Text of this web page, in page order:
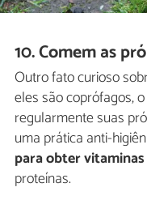
10. Comem as
Outro fato curioso
eles são coprófagos,
regularmente suas
uma prática anti-
para obter
proteínas.